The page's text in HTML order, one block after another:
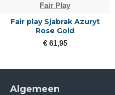
Fair Play
Fair play Sjabrak Azuryt
Rose Gold
€ 61,95
Algemeen